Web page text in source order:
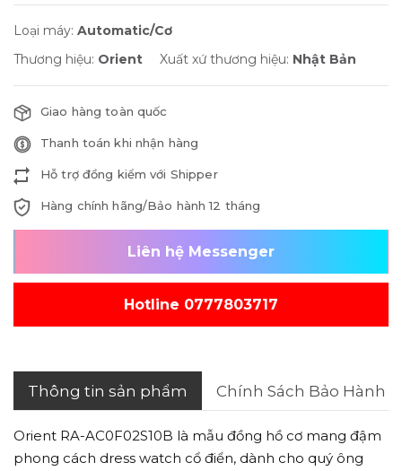
Loại máy: Automatic/Cơ
Thương hiệu: Orient Xuất xứ thương hiệu: Nhật Bản
Giao hàng toàn quốc
Thanh toán khi nhận hàng
Hỗ trợ đồng kiểm với Shipper
Hàng chính hãng/Bảo hành 12 tháng
Liên hệ Messenger
Hotline 0777803717
Thông tin sản phẩm Chính Sách Bảo Hành
Orient RA-AC0F02S10B là mẫu đồng hồ cơ mang đậm
phong cách dress watch cổ điển, dành cho quý ông